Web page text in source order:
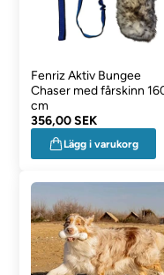
Fenriz Aktiv Bungee
Chaser med fårskinn
cm
356,00 SEK
Lägg i varukorg